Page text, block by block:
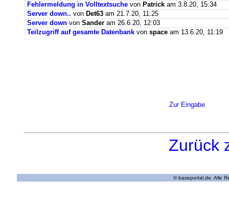
Fehlermeldung in Volltextsuche von Patrick am 3.8.20, 15:34
Server down.. von Det63 am 21.7.20, 11:25
Server down von Sander am 26.6.20, 12:03
Teilzugriff auf gesamte Datenbank von space am 13.6.20, 11:19
Zur Eingabe
Zurück
© baseportal.de. Alle